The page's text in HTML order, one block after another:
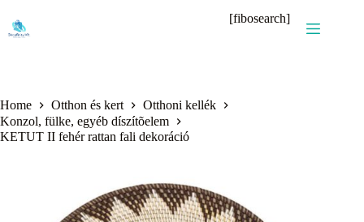
content
[fibosearch]
Home Otthon és kert
Otthoni kellék
Konzol, fülke, egyéb díszítõelem
KETUT II fehér rattan fali dekoráció